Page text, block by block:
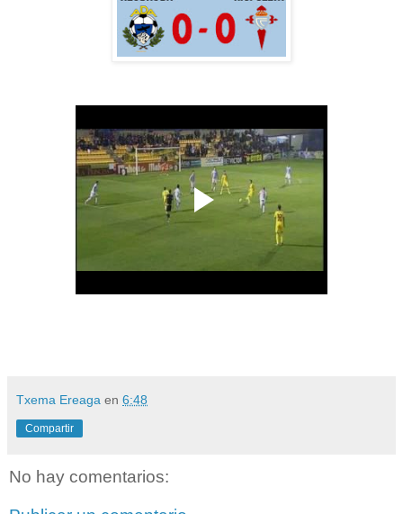
Txema Ereaga en 6:48
Compartir
No hay comentarios: